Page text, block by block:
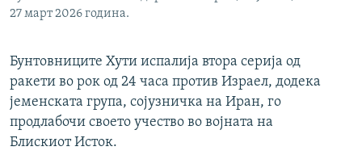
27 март 2026 година.
Бунтовниците Хути испалија втора серија од
ракети во рок од 24 часа против Израел, додека
јеменската група, сојузничка на Иран, го
продлабочи своето учество во војната на
Блискиот Исток.